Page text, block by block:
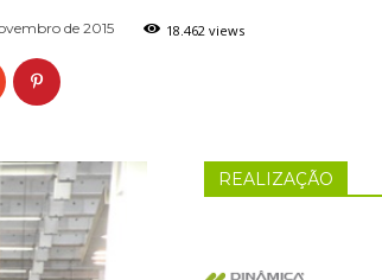
de 2015 18.462 views
REALIZAÇÃO